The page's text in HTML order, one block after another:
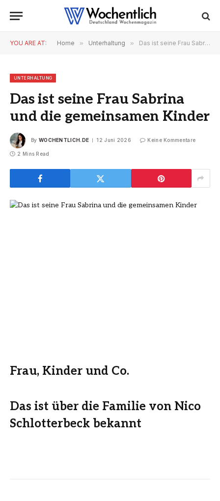
YOU ARE AT: Home » Unterhaltung » Das ist seine Frau Sabrina und die gemeinsamen Kinder
UNTERHALTUNG
Das ist seine Frau Sabrina
und die gemeinsamen Kinder
By WOCHENTLICH.DE 12 Juni 2026 Keine Kommentare
2 Mins Read
Frau, Kinder und Co.
Das ist über die Familie von Nico
Schlotterbeck bekannt